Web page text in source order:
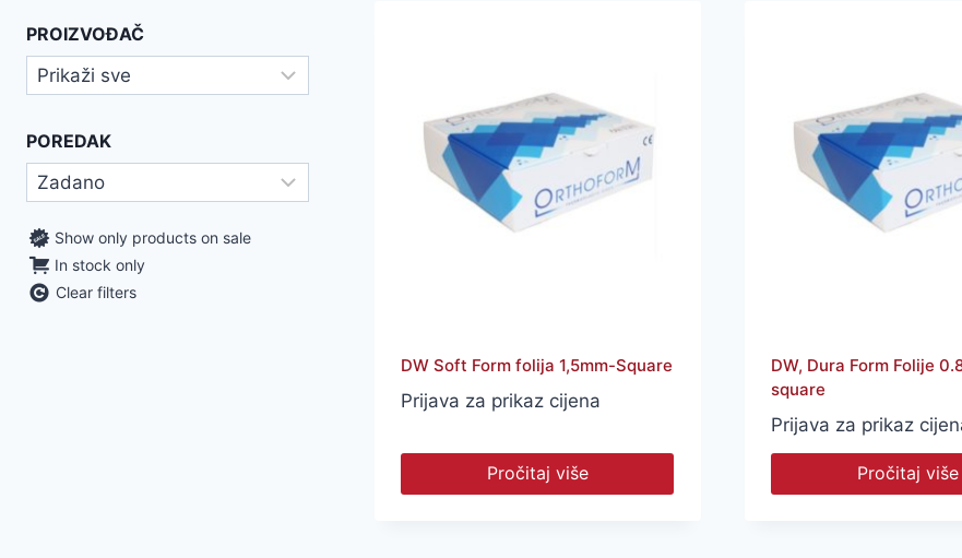
DW Soft Form folija 1,5mm-Square
Prijava za prikaz cijena
Pročitaj više
DW, Dura Form Folije
square
Prijava za prikaz
Pročitaj više
PROIZVOĐAČ
POREDAK
Show only products on sale
In stock only
Clear filters